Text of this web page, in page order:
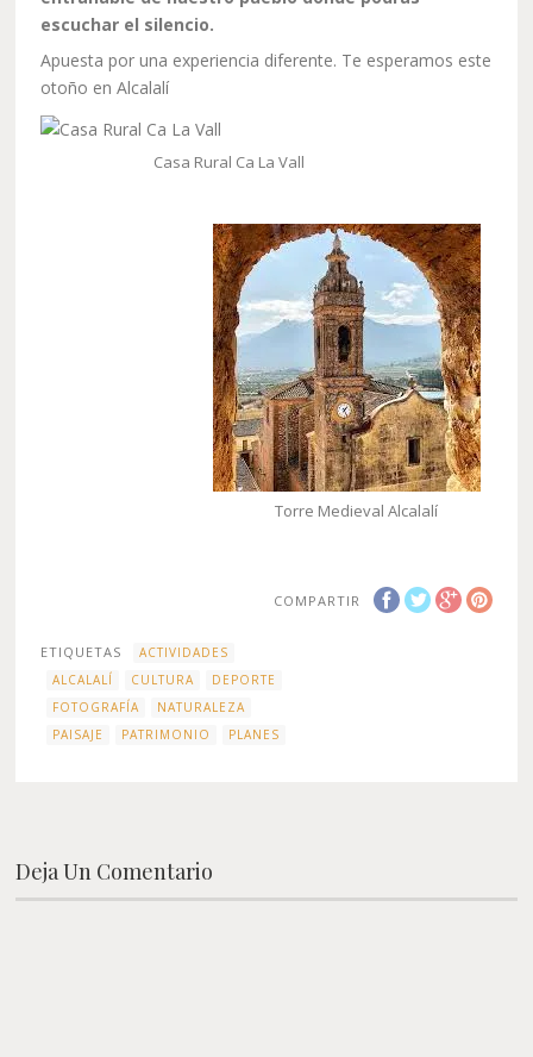
escuchar el silencio.
Apuesta por una experiencia diferente. Te esperamos este
otoño en Alcalalí
Casa Rural Ca La Vall
Torre Medieval Alcalalí
COMPARTIR
ETIQUETAS
ACTIVIDADES
ALCALALÍ
CULTURA
DEPORTE
FOTOGRAFÍA
NATURALEZA
PAISAJE
PATRIMONIO PLANES
Deja Un Comentario